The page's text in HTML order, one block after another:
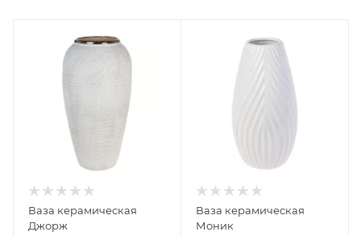
Ваза керамическая
Джорж
Ваза керамическая
Моник